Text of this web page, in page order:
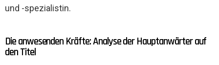
und -spezialistin.
Die anwesenden Kräfte: Analyse der Hauptanwärter auf
den Titel